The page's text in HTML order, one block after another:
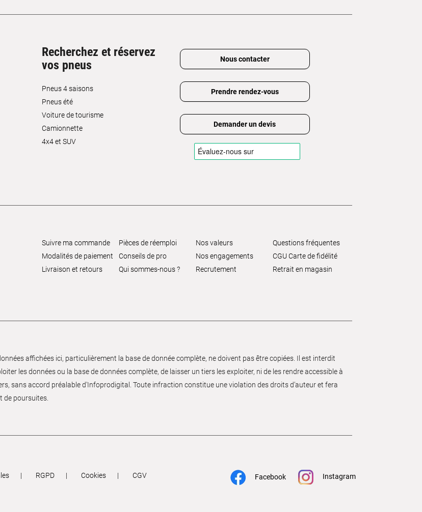
Recherchez et réservez
vos pneus
Pneus 4 saisons
Pneus été
Voiture de tourisme
Camionnette
4x4 et SUV
Nous contacter
Prendre rendez-vous
Demander un devis
Suivre ma commande
Modalités de paiement
Livraison et retours
Pièces de réemploi
Conseils de pro
Qui sommes-nous ?
Nos valeurs
Nos engagements
Recrutement
Questions fréquentes
CGU Carte de fidélité
Retrait en magasin
affichées ici, particulièrement la base de donnée complète, ne doivent pas être copiées. Il est interdit
les données ou la base de données complète, de laisser un tiers les exploiter, ni de les rendre accessible à
sans accord préalable d'Infoprodigital. Toute infraction constitue une violation des droits d’auteur et fera
de poursuites.
RGPD Cookies CGV Facebook Instagram